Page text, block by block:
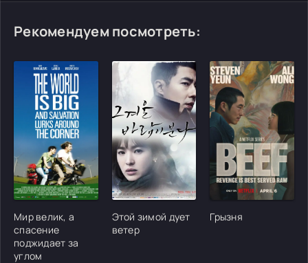
Рекомендуем посмотреть:
[/xfgiven_cvh_poster_urlcvh_poster_url]
Мир велик, а
спасение
поджидает за
углом
[/xfgiven_cvh_poster_urlcvh_poster_url]
Этой зимой дует
ветер
[/
Грызня